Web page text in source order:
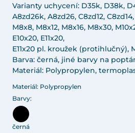
Varianty uchycení: D35k, D38k,
A8zd26k, A8zd26, C8zd12,
M8x8, M8x12, M8x16, M8x30,
E10x20, E11x20,
E11x20 pl. kroužek (protihlučný),
Barva: černá, jiné barvy na
Materiál: Polypropylen,
Materiál: Polypropylen
Barvy:
černá